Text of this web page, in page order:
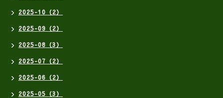
2025-10（2）
2025-09（2）
2025-08（3）
2025-07（2）
2025-06（2）
2025-05（3）